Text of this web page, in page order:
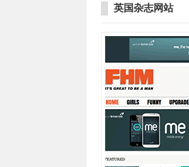
英国杂志网站